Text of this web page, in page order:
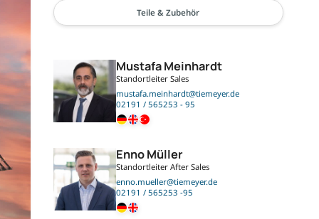
Teile & Zubehör
Mustafa Meinhardt
Standortleiter Sales
mustafa.meinhardt@tiemeyer.de
02191 / 565253 - 95
Enno Müller
Standortleiter After Sales
enno.mueller@tiemeyer.de
02191 / 565253 -95